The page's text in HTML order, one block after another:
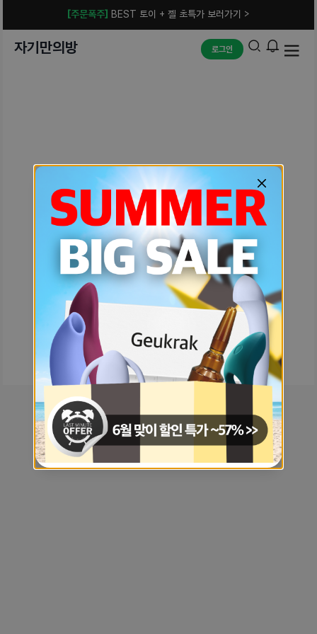
[주문폭주] BEST 토이 + 젤 초특가 보러가기 >
자기만의방 로그인
예상치 못한 에러입니다.